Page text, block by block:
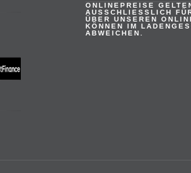
ONLINEPREISE
AUSSCHLIESSLICH
ÜBER UNSEREN
KÖNNEN IM
ABWEICHEN.